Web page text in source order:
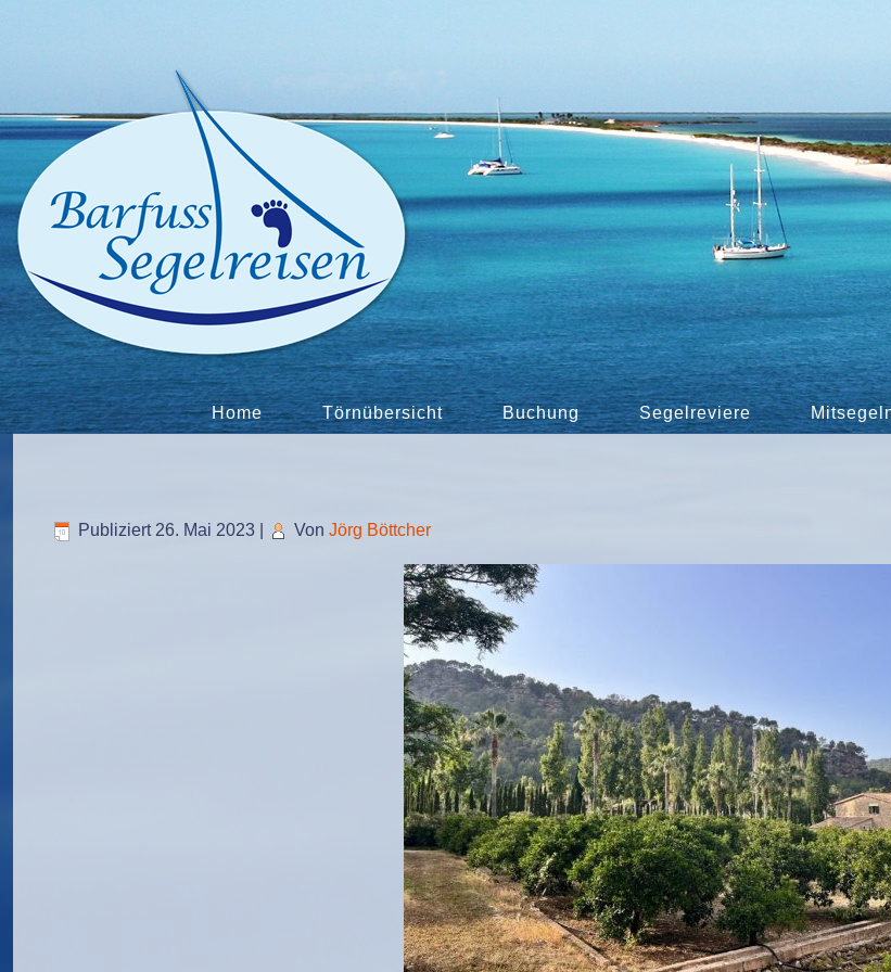
Home Törnübersicht Buchung Segelreviere
Publiziert 26. Mai 2023 Von Jörg Böttcher